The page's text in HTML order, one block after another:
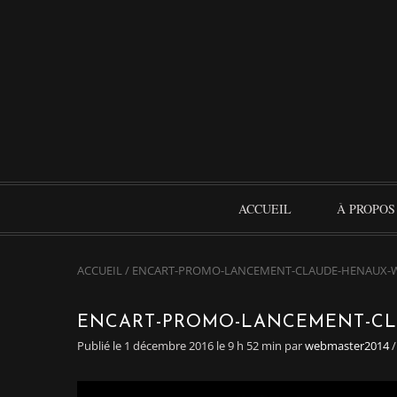
ACCUEIL À PROPOS
ACCUEIL/ ENCART-PROMO-LANCEMENT-CLAUDE-HENAUX-
ENCART-PROMO-LANCEMENT-
Publié le 1 décembre 2016 le 9 h 52 min parwebmaster2014